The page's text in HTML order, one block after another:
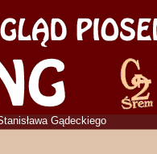
Gądeckiego